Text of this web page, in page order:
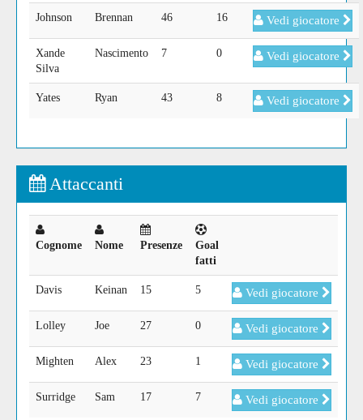
Johnson Brennan 46 16 Vedi giocatore
Xande
Silva
Nascimento 7 0 Vedi giocatore
Yates Ryan 43 8 Vedi giocatore
Attaccanti
Cognome Nome Presenze
Goal
fatti
Davis Keinan 15 5 Vedi giocatore
Lolley Joe 27 0 Vedi giocatore
Mighten Alex 23 1 Vedi giocatore
Surridge Sam 17 7 Vedi giocatore